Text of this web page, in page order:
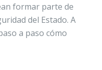
formar parte de
del Estado. A
a paso cómo